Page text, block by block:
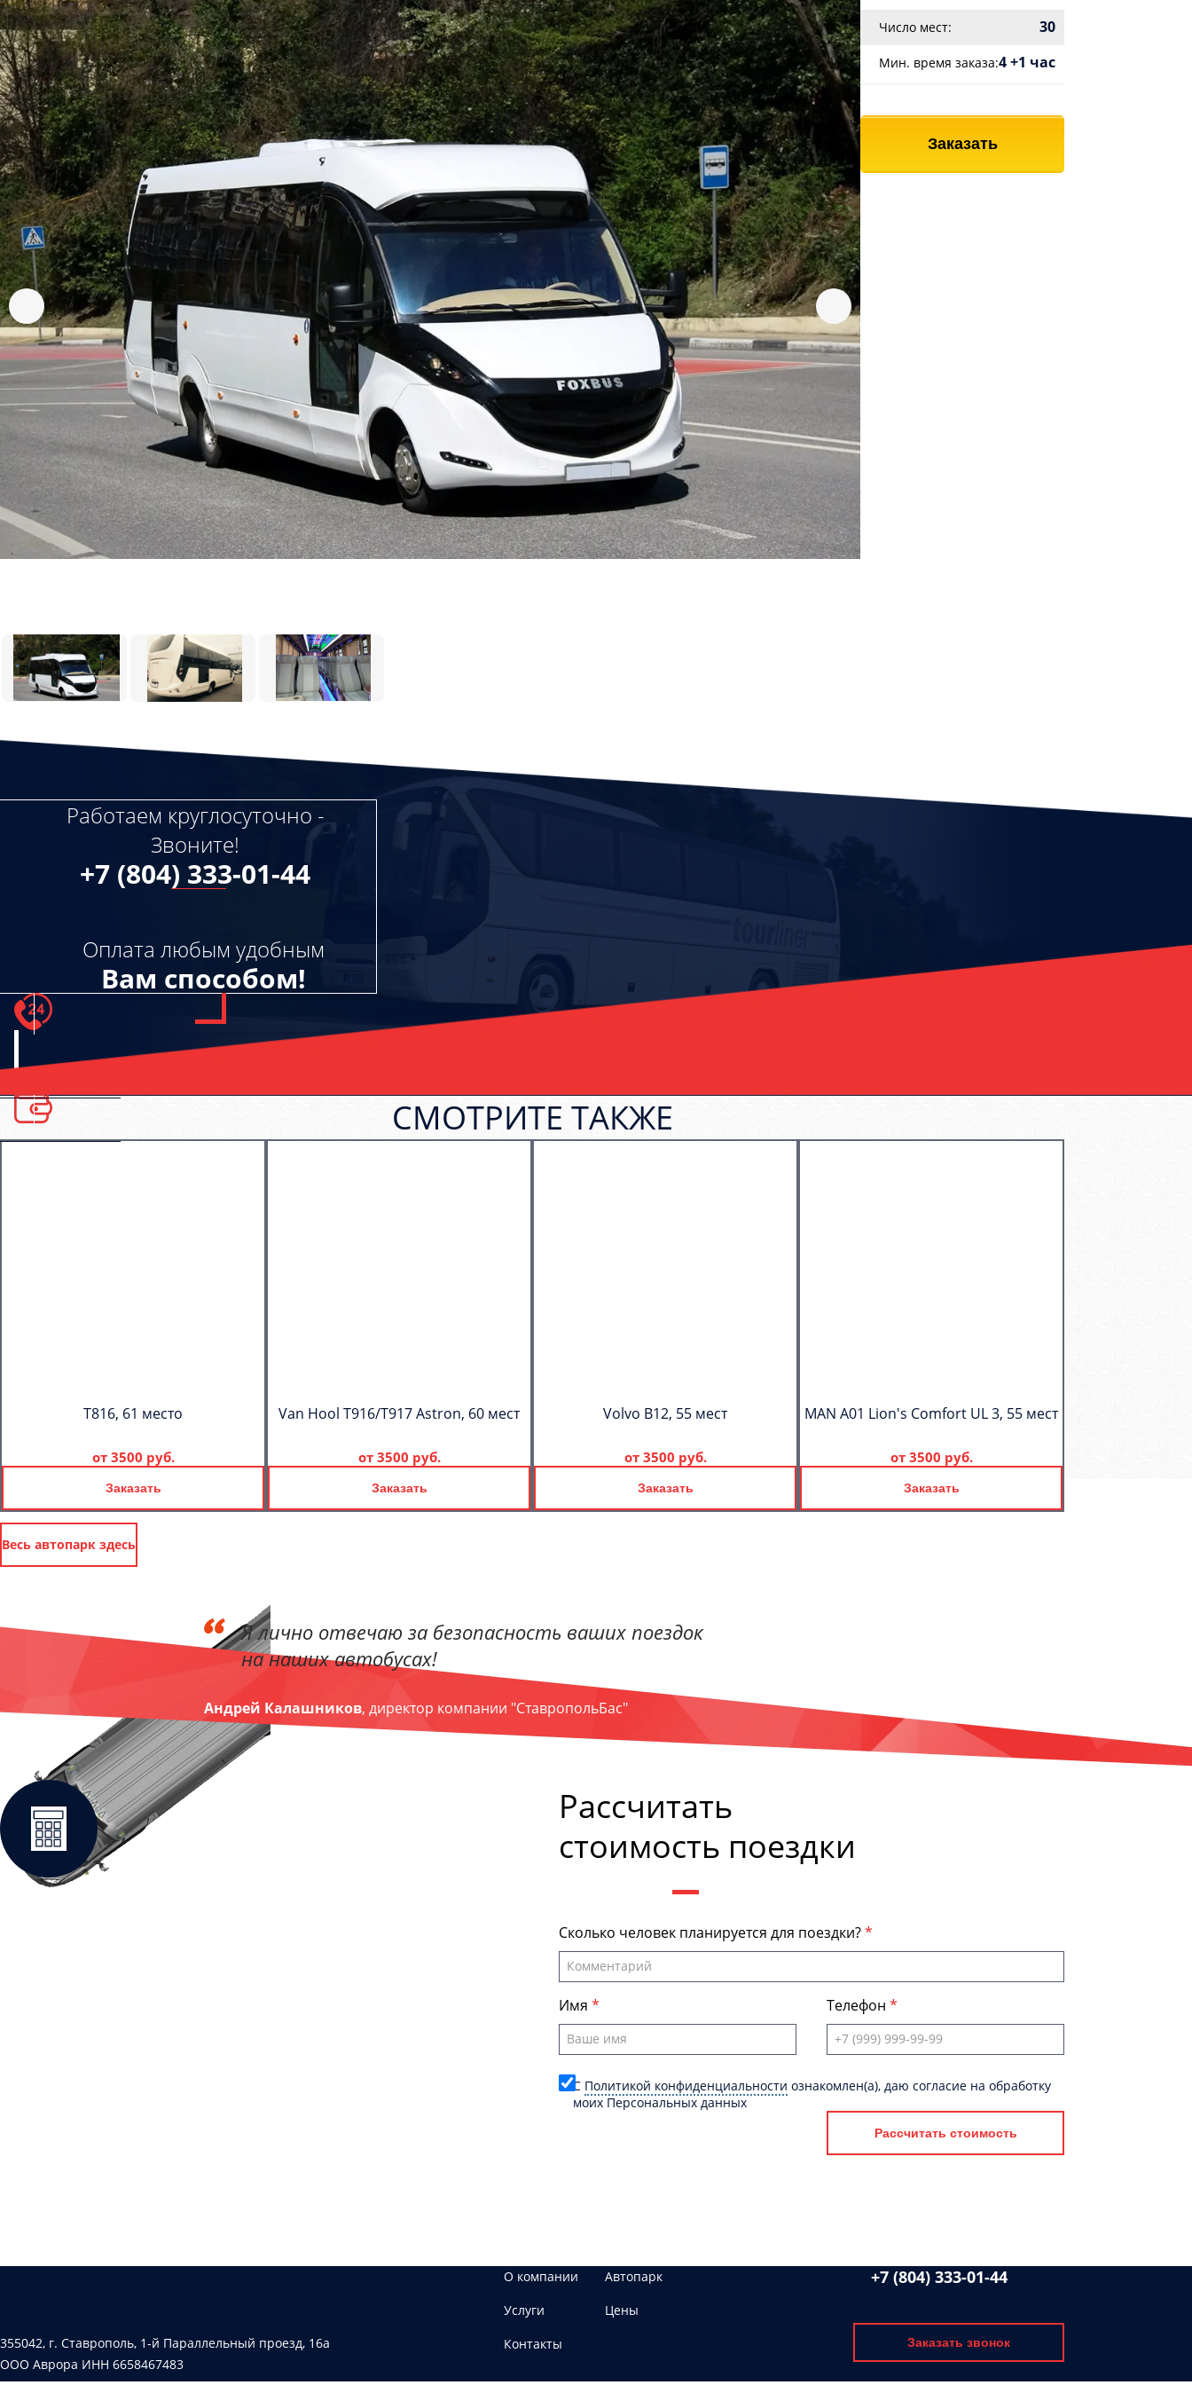
Число мест: 30
Мин. время заказа:4 +1 час
Заказать
Работаем круглосуточно -
Звоните!
+7 (804) 333-01-44
Оплата любым удобным
Вам способом!
СМОТРИТЕ ТАКЖЕ
T816, 61 место
от 3500 руб.
Заказать
Van Hool T916/T917 Astron, 60 мест
от 3500 руб.
Заказать
Volvo B12, 55 мест
от 3500 руб.
Заказать
MAN A01 Lion's Comfort UL 3, 55 мест
от 3500 руб.
Заказать
Весь автопарк здесь
Я лично отвечаю за безопасность ваших поездок
на наших автобусах!
Андрей Калашников, директор компании "СтавропольБас"
Рассчитать
стоимость поездки
Сколько человек планируется для поездки?
Имя Телефон
C Политикой конфиденциальности ознакомлен(а), даю согласие на обработку
моих Персональных данных
Рассчитать стоимость
355042, г. Ставрополь, 1-й Параллельный проезд, 16а
ООО Аврора ИНН 6658467483
О компании
Автопарк
Услуги
Цены
Контакты
+7 (804) 333-01-44
Заказать звонок